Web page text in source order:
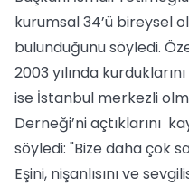
kurumsal 34’ü bireysel
bulunduğunu söyledi.
2003 yılında
ise İstanbul merkezli
Derneği’ni açtıklarını
söyledi: "Bize daha çok
Eşini, nişanlısını ve